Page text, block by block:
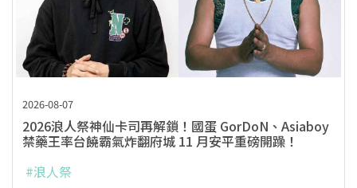
2026-08-07
2026浪人祭神仙卡司再解鎖！國蛋 GorDoN、Asiaboy
禁藥王率台饒霸氣炸翻府城 11 月安平重磅開躁！
#浪人祭